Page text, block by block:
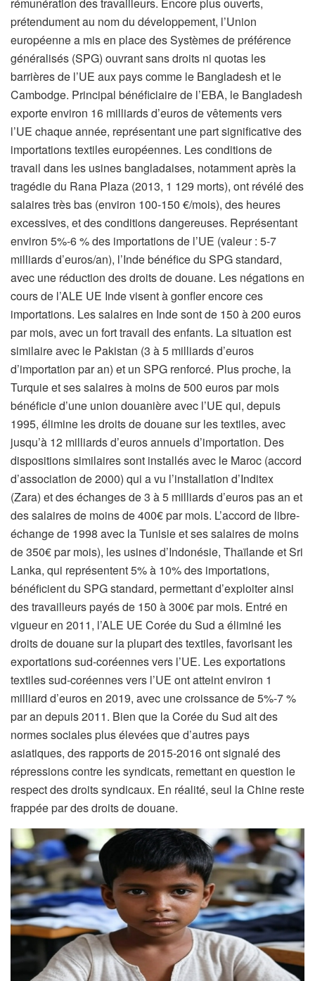
rémunération des travailleurs. Encore plus ouverts,
prétendument au nom du développement, l’Union
européenne a mis en place des Systèmes de préférence
généralisés (SPG) ouvrant sans droits ni quotas les
barrières de l’UE aux pays comme le Bangladesh et le
Cambodge. Principal bénéficiaire de l’EBA, le Bangladesh
exporte environ 16 milliards d’euros de vêtements vers
l’UE chaque année, représentant une part significative des
importations textiles européennes. Les conditions de
travail dans les usines bangladaises, notamment après la
tragédie du Rana Plaza (2013, 1 129 morts), ont révélé des
salaires très bas (environ 100-150 €/mois), des heures
excessives, et des conditions dangereuses. Représentant
environ 5%-6 % des importations de l’UE (valeur : 5-7
milliards d’euros/an), l’Inde bénéfice du SPG standard,
avec une réduction des droits de douane. Les négations en
cours de l’ALE UE Inde visent à gonfler encore ces
importations. Les salaires en Inde sont de 150 à 200 euros
par mois, avec un fort travail des enfants. La situation est
similaire avec le Pakistan (3 à 5 milliards d’euros
d’importation par an) et un SPG renforcé. Plus proche, la
Turquie et ses salaires à moins de 500 euros par mois
bénéficie d’une union douanière avec l’UE qui, depuis
1995, élimine les droits de douane sur les textiles, avec
jusqu’à 12 milliards d’euros annuels d’importation. Des
dispositions similaires sont installés avec le Maroc (accord
d’association de 2000) qui a vu l’installation d’Inditex
(Zara) et des échanges de 3 à 5 milliards d’euros pas an et
des salaires de moins de 400€ par mois. L’accord de libre-
échange de 1998 avec la Tunisie et ses salaires de moins
de 350€ par mois), les usines d’Indonésie, Thaïlande et Sri
Lanka, qui représentent 5% à 10% des importations,
bénéficient du SPG standard, permettant d’exploiter ainsi
des travailleurs payés de 150 à 300€ par mois. Entré en
vigueur en 2011, l’ALE UE Corée du Sud a éliminé les
droits de douane sur la plupart des textiles, favorisant les
exportations sud-coréennes vers l’UE. Les exportations
textiles sud-coréennes vers l’UE ont atteint environ 1
milliard d’euros en 2019, avec une croissance de 5%-7 %
par an depuis 2011. Bien que la Corée du Sud ait des
normes sociales plus élevées que d’autres pays
asiatiques, des rapports de 2015-2016 ont signalé des
répressions contre les syndicats, remettant en question le
respect des droits syndicaux. En réalité, seul la Chine reste
frappée par des droits de douane.